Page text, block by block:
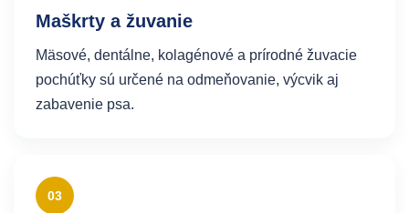
Maškrty a žuvanie
Mäsové, dentálne, kolagénové a prírodné žuvacie
pochúťky sú určené na odmeňovanie, výcvik aj
zabavenie psa.
03